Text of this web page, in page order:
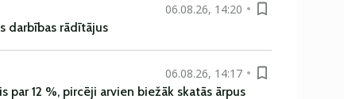
06.08.26, 14:20
darbības rādītājus
06.08.26, 14:17
par 12 %, pircēji arvien biežāk skatās ārpus